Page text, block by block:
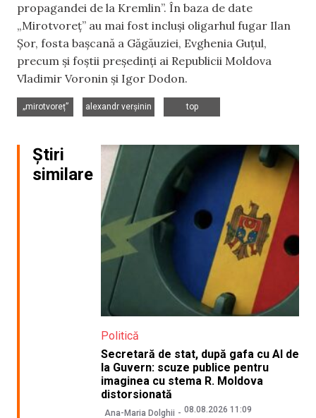
propagandei de la Kremlin”. În baza de date
„Mirotvoreț” au mai fost incluși oligarhul fugar Ilan
Șor, fosta bașcană a Găgăuziei, Evghenia Guțul,
precum și foștii președinți ai Republicii Moldova
Vladimir Voronin și Igor Dodon.
„mirotvoreț”
alexandr verșinin
top
Știri
similare
Politică
Secretară de stat, după gafa cu AI de
la Guvern: scuze publice pentru
imaginea cu stema R. Moldova
distorsionată
Ana-Maria Dolghii 08.08.2026 11:09